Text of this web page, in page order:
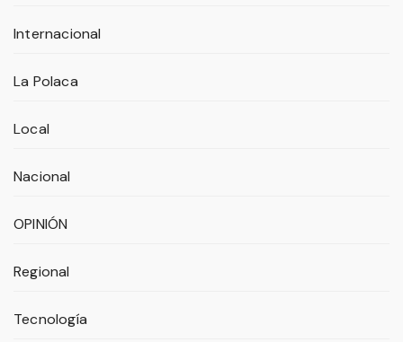
Internacional
La Polaca
Local
Nacional
OPINIÓN
Regional
Tecnología